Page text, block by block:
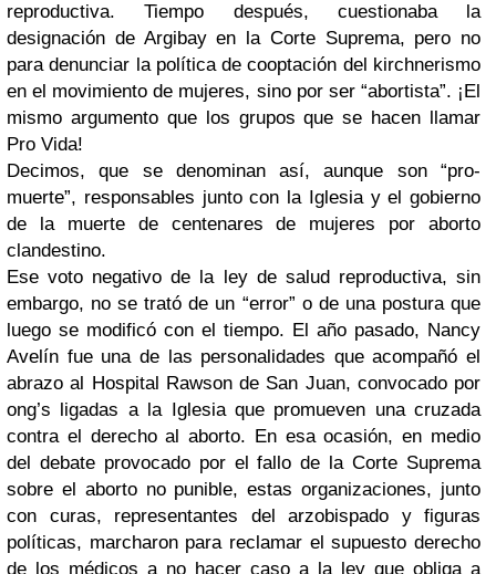
reproductiva. Tiempo después, cuestionaba la
designación de Argibay en la Corte Suprema, pero no
para denunciar la política de cooptación del kirchnerismo
en el movimiento de mujeres, sino por ser “abortista”. ¡El
mismo argumento que los grupos que se hacen llamar
Pro Vida!
Decimos, que se denominan así, aunque son “pro-
muerte”, responsables junto con la Iglesia y el gobierno
de la muerte de centenares de mujeres por aborto
clandestino.
Ese voto negativo de la ley de salud reproductiva, sin
embargo, no se trató de un “error” o de una postura que
luego se modificó con el tiempo. El año pasado, Nancy
Avelín fue una de las personalidades que acompañó el
abrazo al Hospital Rawson de San Juan, convocado por
ong’s ligadas a la Iglesia que promueven una cruzada
contra el derecho al aborto. En esa ocasión, en medio
del debate provocado por el fallo de la Corte Suprema
sobre el aborto no punible, estas organizaciones, junto
con curas, representantes del arzobispado y figuras
políticas, marcharon para reclamar el supuesto derecho
de los médicos a no hacer caso a la ley que obliga a